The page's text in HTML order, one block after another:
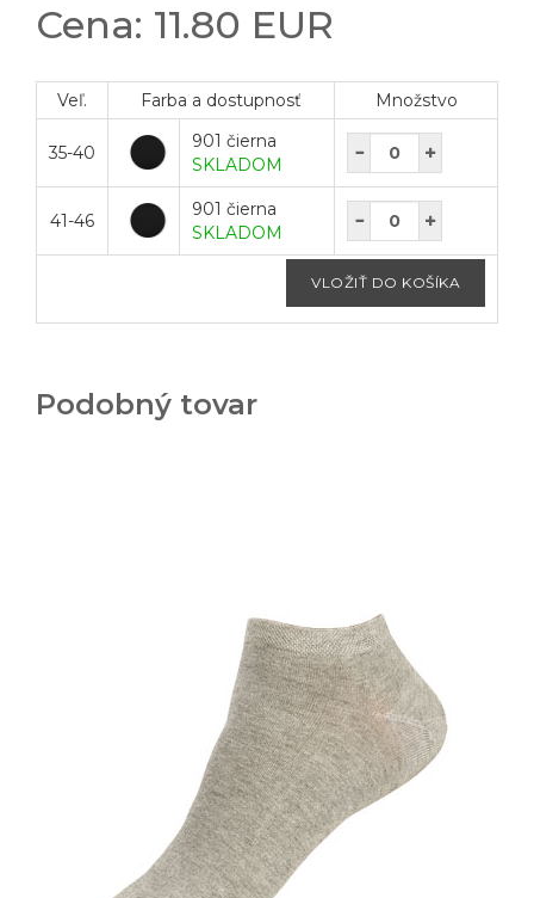
Cena: 11.80 EUR
Veľ. Farba a dostupnosť Množstvo
35-40
901 čierna
SKLADOM
41-46
901 čierna
SKLADOM
Podobný tovar